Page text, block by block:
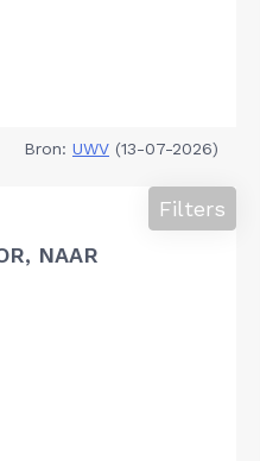
Bron: UWV (13-07-2026)
NAAR
Filters